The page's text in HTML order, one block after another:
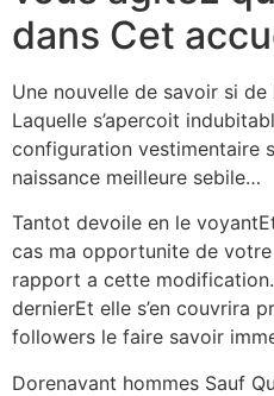
dans Cet
Une nouvelle de savoir si
Laquelle s’apercoit
configuration vestimentaire
naissance meilleure sebile…
Tantot devoile en le
cas ma opportunite de
rapport a cette
dernierEt elle s’en couvrira
followers le faire savoir
Dorenavant hommes Sauf